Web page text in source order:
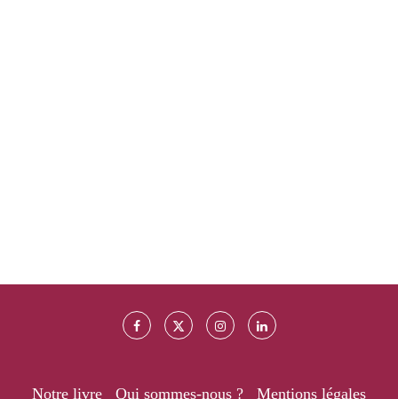
Notre livre Qui sommes-nous ? Mentions légales